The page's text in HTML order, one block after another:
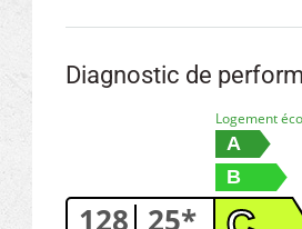
Diagnostic de
128 25*
Logement
A
B